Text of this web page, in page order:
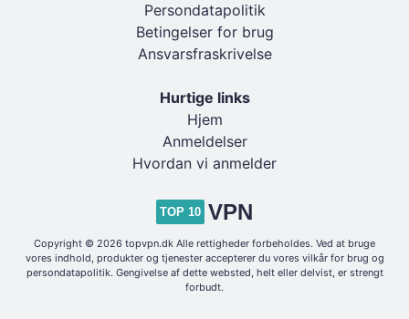
Persondatapolitik
Betingelser for brug
Ansvarsfraskrivelse
Hurtige links
Hjem
Anmeldelser
Hvordan vi anmelder
TOP 10 VPN
Copyright © 2026 topvpn.dk Alle rettigheder forbeholdes. Ved at bruge
vores indhold, produkter og tjenester accepterer du vores vilkår for brug og
persondatapolitik. Gengivelse af dette websted, helt eller delvist, er strengt
forbudt.